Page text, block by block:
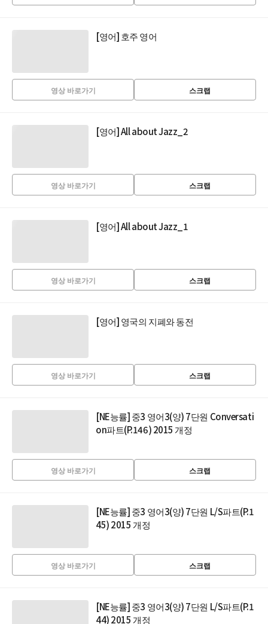
[영어] 호주 영어
영상 바로가기 스크랩
[영어] All about Jazz_2
영상 바로가기 스크랩
[영어] All about Jazz_1
영상 바로가기 스크랩
[영어] 영국의 지폐와 동전
영상 바로가기 스크랩
[NE능률] 중3 영어3(양) 7단원 Conversati
on파트(P.146) 2015 개정
영상 바로가기 스크랩
[NE능률] 중3 영어3(양) 7단원 L/S파트(P.1
45) 2015 개정
영상 바로가기 스크랩
[NE능률] 중3 영어3(양) 7단원 L/S파트(P.1
44) 2015 개정